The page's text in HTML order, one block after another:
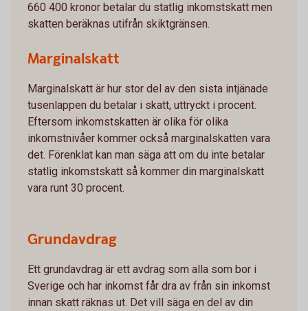
660 400 kronor betalar du statlig inkomstskatt men
skatten beräknas utifrån skiktgränsen.
Marginalskatt
Marginalskatt är hur stor del av den sista intjänade
tusenlappen du betalar i skatt, uttryckt i procent.
Eftersom inkomstskatten är olika för olika
inkomstnivåer kommer också marginalskatten vara
det. Förenklat kan man säga att om du inte betalar
statlig inkomstskatt så kommer din marginalskatt
vara runt 30 procent.
Grundavdrag
Ett grundavdrag är ett avdrag som alla som bor i
Sverige och har inkomst får dra av från sin inkomst
innan skatt räknas ut. Det vill säga en del av din